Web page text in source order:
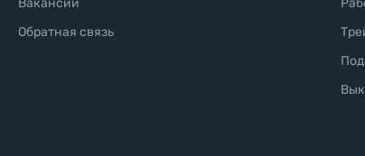
Вакансии
Обратная связь